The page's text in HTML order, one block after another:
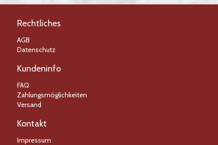
Rechtliches
AGB
Datenschutz
Kundeninfo
FAQ
Zahlungsmöglichkeiten
Versand
Kontakt
Impressum